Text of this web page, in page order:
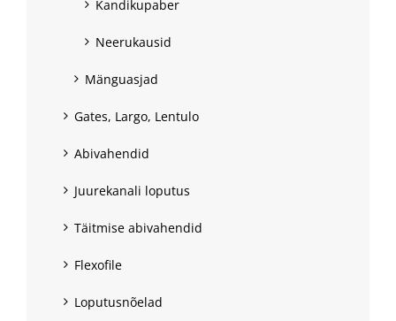
Kandikupaber
Neerukausid
Mänguasjad
Gates, Largo, Lentulo
Abivahendid
Juurekanali loputus
Täitmise abivahendid
Flexofile
Loputusnõelad